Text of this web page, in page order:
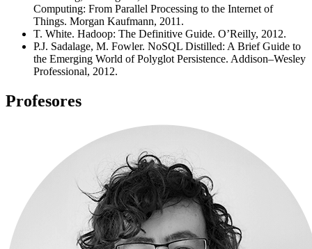
Computing: From Parallel Processing to the Internet of
Things. Morgan Kaufmann, 2011.
T. White. Hadoop: The Definitive Guide. O’Reilly, 2012.
P.J. Sadalage, M. Fowler. NoSQL Distilled: A Brief Guide to
the Emerging World of Polyglot Persistence. Addison–Wesley
Professional, 2012.
Profesores